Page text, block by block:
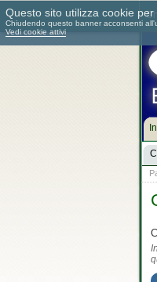
Questo sito utilizza cookie
Chiudendo questo banner acconsenti
Vedi cookie attivi